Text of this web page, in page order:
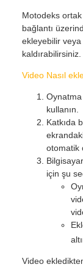
Motodeks
bağlantı
ekleyebilir
kaldırabilirsiniz.
Video Nasıl
Oynatma
kullanın.
Katkıda
otomatik
için şu
Video